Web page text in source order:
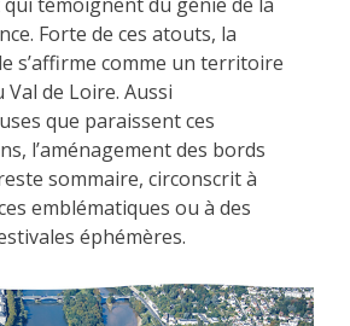
Forte de ces atouts, la
s’affirme comme un territoire
Val de Loire. Aussi
que paraissent ces
l’aménagement des bords
sommaire, circonscrit à
emblématiques ou à des
éphémères.